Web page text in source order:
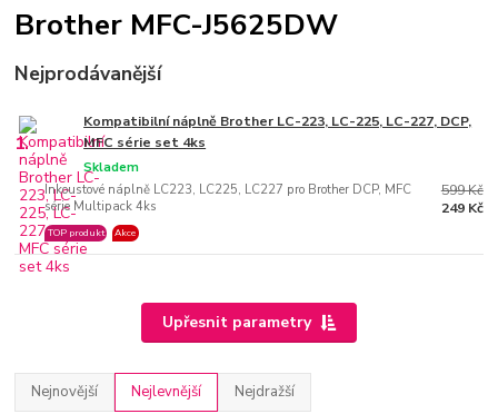
Brother MFC-J5625DW
Nejprodávanější
1.
Kompatibilní náplně Brother LC-223, LC-225, LC-227, DCP,
MFC série set 4ks
Inkoustové náplně LC223, LC225, LC227 pro Brother DCP, MFC
série Multipack 4ks
Skladem
TOP produkt Akce
599 Kč
249 Kč
Upřesnit parametry
Nejnovější Nejlevnější Nejdražší